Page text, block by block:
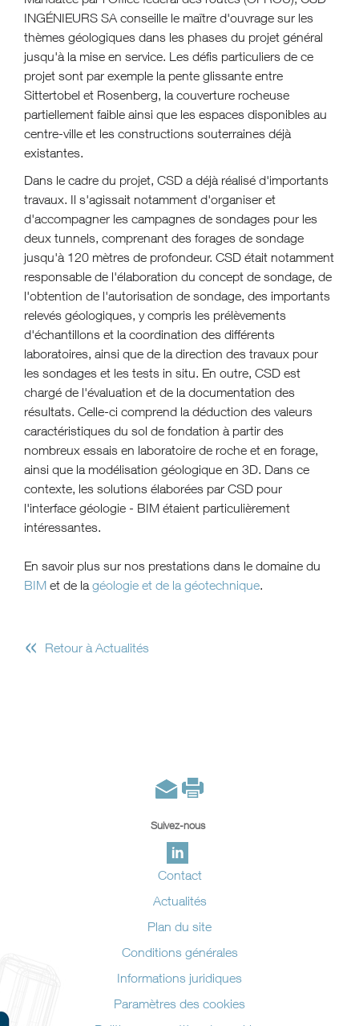
INGÉNIEURS SA conseille le maître d'ouvrage sur les
thèmes géologiques dans les phases du projet général
jusqu'à la mise en service. Les défis particuliers de ce
projet sont par exemple la pente glissante entre
Sittertobel et Rosenberg, la couverture rocheuse
partiellement faible ainsi que les espaces disponibles au
centre-ville et les constructions souterraines déjà
existantes.
Dans le cadre du projet, CSD a déjà réalisé d'importants
travaux. Il s'agissait notamment d'organiser et
d'accompagner les campagnes de sondages pour les
deux tunnels, comprenant des forages de sondage
jusqu'à 120 mètres de profondeur. CSD était notamment
responsable de l'élaboration du concept de sondage, de
l'obtention de l'autorisation de sondage, des importants
relevés géologiques, y compris les prélèvements
d'échantillons et la coordination des différents
laboratoires, ainsi que de la direction des travaux pour
les sondages et les tests in situ. En outre, CSD est
chargé de l'évaluation et de la documentation des
résultats. Celle-ci comprend la déduction des valeurs
caractéristiques du sol de fondation à partir des
nombreux essais en laboratoire de roche et en forage,
ainsi que la modélisation géologique en 3D. Dans ce
contexte, les solutions élaborées par CSD pour
l'interface géologie - BIM étaient particulièrement
intéressantes.
En savoir plus sur nos prestations dans le domaine du
BIM et de la géologie et de la géotechnique.
« Retour à Actualités
Suivez-nous
Contact
Actualités
Plan du site
Conditions générales
Informations juridiques
Paramètres des cookies